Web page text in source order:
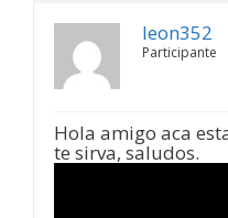
leon352
Participante
Hola amigo aca
te sirva, saludos.